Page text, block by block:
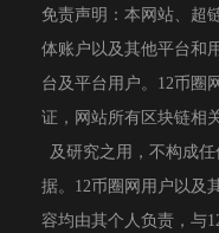
免责声明：本网站、超
体账户以及其他平台和
台及平台用户。12币圈
证，网站所有区块链相
及研究之用，不构成
据。12币圈网用户以及
容均由其个人负责，与